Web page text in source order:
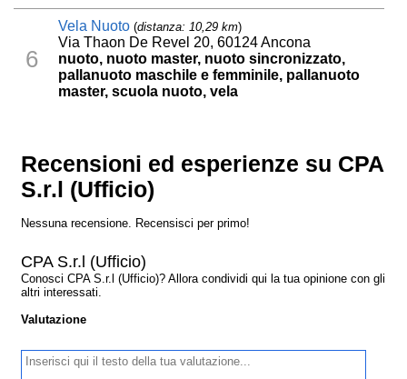
6
Vela Nuoto (distanza: 10,29 km)
Via Thaon De Revel 20, 60124 Ancona
nuoto, nuoto master, nuoto sincronizzato,
pallanuoto maschile e femminile, pallanuoto
master, scuola nuoto, vela
Recensioni ed esperienze su CPA
S.r.l (Ufficio)
Nessuna recensione. Recensisci per primo!
CPA S.r.l (Ufficio)
Conosci CPA S.r.l (Ufficio)? Allora condividi qui la tua opinione con gli
altri interessati.
Valutazione